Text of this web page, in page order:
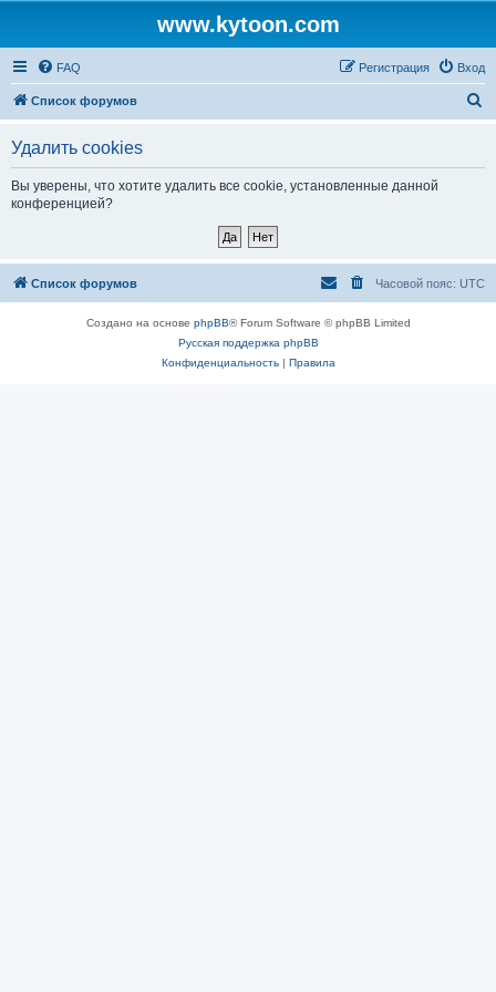
www.kytoon.com
FAQ Вход
Регистрация
Список форумов
Удалить cookies
Вы уверены, что хотите удалить все cookie, установленные данной
конференцией?
Список форумов Часовой пояс: UTC
Создано на основе phpBB® Forum Software © phpBB Limited
Русская поддержка phpBB
Конфиденциальность| Правила